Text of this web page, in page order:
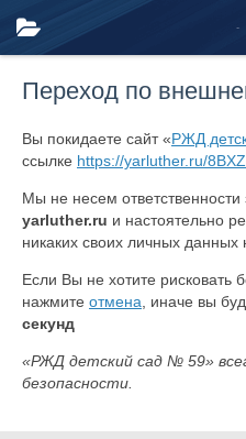
Переход по
Вы покидаете сайт «РЖД
ссылке https://yarluther.ru/
Мы не несем
yarluther.ru и настоятельно
никаких своих личных данных
Если Вы не хотите рисковать
нажмите отмена , иначе вы
секунд
«РЖД детский сад № 59»
безопасности.